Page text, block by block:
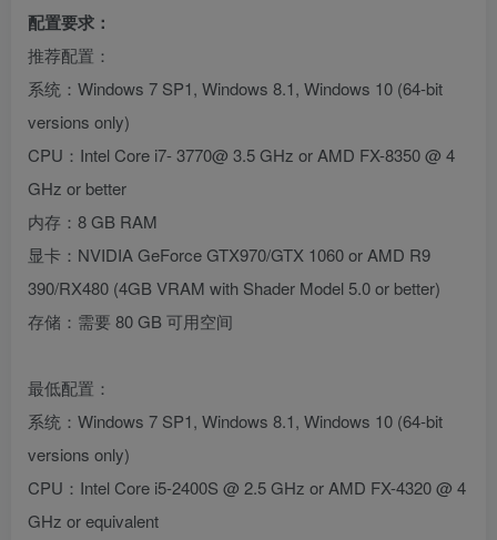
配置要求：
推荐配置：
系统：Windows 7 SP1, Windows 8.1, Windows 10 (64-bit
versions only)
CPU：Intel Core i7- 3770@ 3.5 GHz or AMD FX-8350 @ 4
GHz or better
内存：8 GB RAM
显卡：NVIDIA GeForce GTX970/GTX 1060 or AMD R9
390/RX480 (4GB VRAM with Shader Model 5.0 or better)
存储：需要 80 GB 可用空间
最低配置：
系统：Windows 7 SP1, Windows 8.1, Windows 10 (64-bit
versions only)
CPU：Intel Core i5-2400S @ 2.5 GHz or AMD FX-4320 @ 4
GHz or equivalent